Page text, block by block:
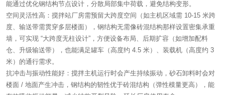
能通过优化钢结构节点设计，分散局部集中荷载，避免结构变形。
空间灵活性高：搅拌站厂房需预留大跨度空间（如主机区域需 10-15 米跨
度、输送带需贯穿多层楼面），钢结构无需像砖混结构那样设置密集承重
墙，可实现 “大跨度无柱设计”，方便设备布局、后期扩容（如增加配料
仓、升级输送带），也能满足罐车（高度约 4.5 米）、装载机（高度约 3
米）的通行需求。
抗冲击与振动性能好：搅拌主机运行时会产生持续振动，砂石卸料时会对
楼面 / 地面产生冲击，钢结构的韧性优于砖混结构（弹性模量更高），能